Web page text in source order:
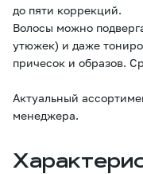
до пяти коррекций.
Волосы можно
утюжек) и даже
причесок и образов.
Актуальный
менеджера.